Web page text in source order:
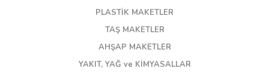
PLASTİK MAKETLER
TAŞ MAKETLER
AHŞAP MAKETLER
YAKIT, YAĞ ve KİMYASALLAR